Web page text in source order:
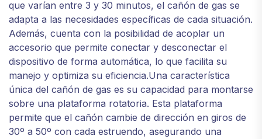
que varían entre 3 y 30 minutos, el cañón de gas se
adapta a las necesidades específicas de cada situación.
Además, cuenta con la posibilidad de acoplar un
accesorio que permite conectar y desconectar el
dispositivo de forma automática, lo que facilita su
manejo y optimiza su eficiencia.Una característica
única del cañón de gas es su capacidad para montarse
sobre una plataforma rotatoria. Esta plataforma
permite que el cañón cambie de dirección en giros de
30º a 50º con cada estruendo, asegurando una